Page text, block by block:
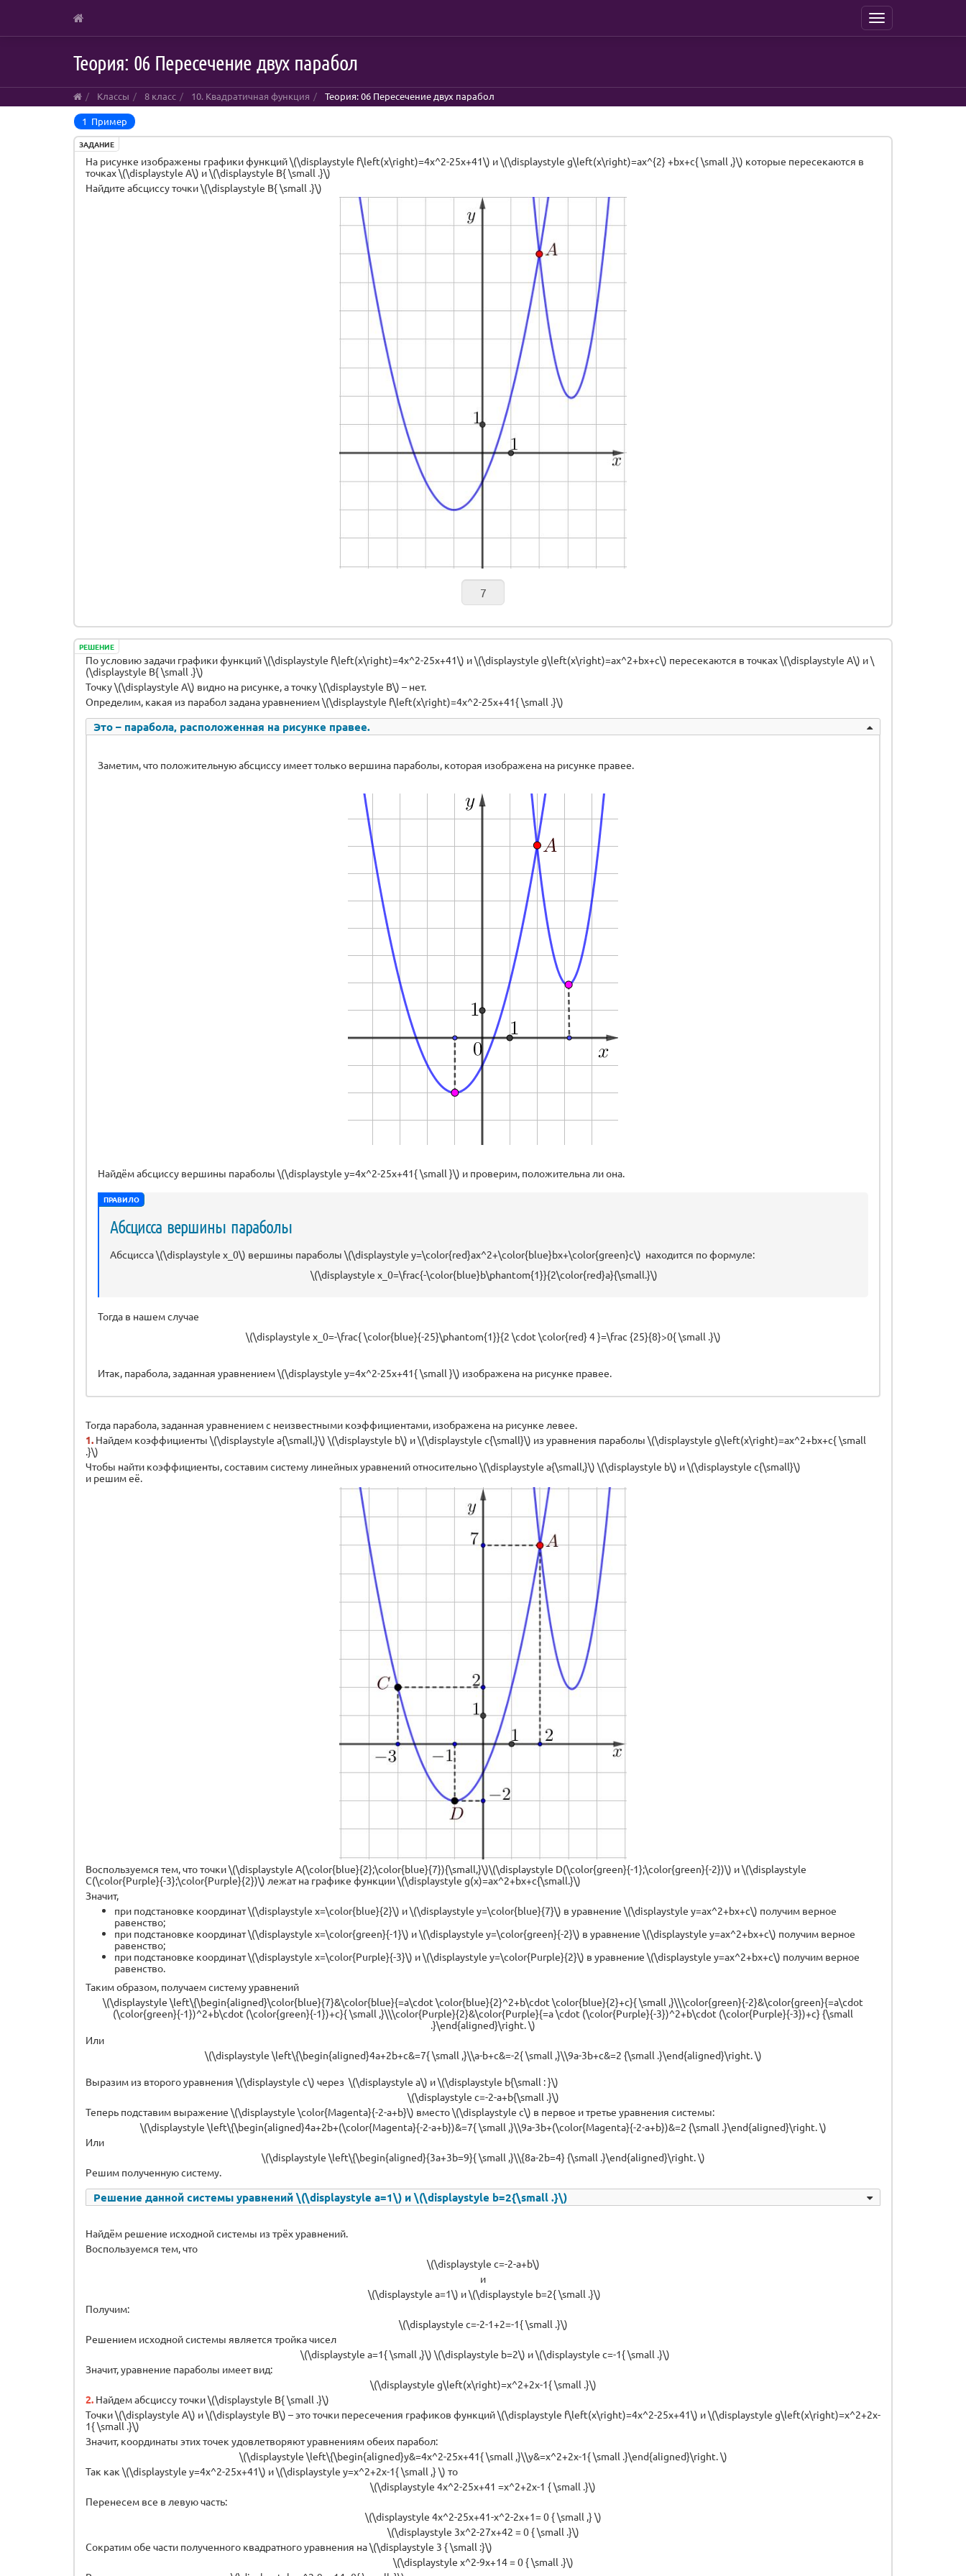
content
Menu
Теория: 06 Пересечение двух парабол
Классы 8 класс 10. Квадратичная функция Теория: 06 Пересечение двух парабол
1 Пример
ЗАДАНИЕ
На рисунке изображены графики функций \(\displaystyle f\left(x\right)=4x^2-25x+41\) и \(\displaystyle g\left(x\right)=ax^{2} +bx+c{ \small ,}\) которые пересекаются в
точках \(\displaystyle A\) и \(\displaystyle B{ \small .}\)
Найдите абсциссу точки \(\displaystyle B{ \small .}\)
РЕШЕНИЕ
По условию задачи графики функций \(\displaystyle f\left(x\right)=4x^2-25x+41\) и \(\displaystyle g\left(x\right)=ax^2+bx+c\) пересекаются в точках \(\displaystyle A\) и \
(\displaystyle B{ \small .}\)
Точку \(\displaystyle A\) видно на рисунке, а точку \(\displaystyle B\) – нет.
Определим, какая из парабол задана уравнением \(\displaystyle f\left(x\right)=4x^2-25x+41{ \small .}\)
Это – парабола, расположенная на рисунке правее.
Заметим, что положительную абсциссу имеет только вершина параболы, которая изображена на рисунке правее.
Найдём абсциссу вершины параболы \(\displaystyle y=4x^2-25x+41{ \small }\) и проверим, положительна ли она.
ПРАВИЛО
Абсцисса вершины параболы
Абсцисса \(\displaystyle x_0\) вершины параболы \(\displaystyle y=\color{red}ax^2+\color{blue}bx+\color{green}c\) находится по формуле:
\(\displaystyle x_0=\frac{-\color{blue}b\phantom{1}}{2\color{red}a}{\small.}\)
Тогда в нашем случае
\(\displaystyle x_0=-\frac{ \color{blue}{-25}\phantom{1}}{2 \cdot \color{red} 4 }=\frac {25}{8}>0{ \small .}\)
Итак, парабола, заданная уравнением \(\displaystyle y=4x^2-25x+41{ \small }\) изображена на рисунке правее.
Тогда парабола, заданная уравнением с неизвестными коэффициентами, изображена на рисунке левее.
1. Найдем коэффициенты \(\displaystyle a{\small,}\) \(\displaystyle b\) и \(\displaystyle c{\small}\) из уравнения параболы \(\displaystyle g\left(x\right)=ax^2+bx+c{ \small
.}\)
Чтобы найти коэффициенты, составим систему линейных уравнений относительно \(\displaystyle a{\small,}\) \(\displaystyle b\) и \(\displaystyle c{\small}\)
и решим её.
Воспользуемся тем, что точки \(\displaystyle A(\color{blue}{2};\color{blue}{7}){\small,}\)\(\displaystyle D(\color{green}{-1};\color{green}{-2})\) и \(\displaystyle
C(\color{Purple}{-3};\color{Purple}{2})\) лежат на графике функции \(\displaystyle g(x)=ax^2+bx+c{\small.}\)
Значит,
при подстановке координат \(\displaystyle x=\color{blue}{2}\) и \(\displaystyle y=\color{blue}{7}\) в уравнение \(\displaystyle y=ax^2+bx+c\) получим верное
равенство;
при подстановке координат \(\displaystyle x=\color{green}{-1}\) и \(\displaystyle y=\color{green}{-2}\) в уравнение \(\displaystyle y=ax^2+bx+c\) получим верное
равенство;
при подстановке координат \(\displaystyle x=\color{Purple}{-3}\) и \(\displaystyle y=\color{Purple}{2}\) в уравнение \(\displaystyle y=ax^2+bx+c\) получим верное
равенство.
Таким образом, получаем систему уравнений
\(\displaystyle \left\{\begin{aligned}\color{blue}{7}&\color{blue}{=a\cdot \color{blue}{2}^2+b\cdot \color{blue}{2}+c}{ \small ,}\\\color{green}{-2}&\color{green}{=a\cdot
(\color{green}{-1})^2+b\cdot (\color{green}{-1})+c}{ \small ,}\\\color{Purple}{2}&\color{Purple}{=a \cdot (\color{Purple}{-3})^2+b\cdot (\color{Purple}{-3})+c} {\small
.}\end{aligned}\right. \)
Или
\(\displaystyle \left\{\begin{aligned}4a+2b+c&=7{ \small ,}\\a-b+c&=-2{ \small ,}\\9a-3b+c&=2 {\small .}\end{aligned}\right. \)
Выразим из второго уравнения \(\displaystyle c\) через \(\displaystyle a\) и \(\displaystyle b{\small : }\)
\(\displaystyle c=-2-a+b{\small .}\)
Теперь подставим выражение \(\displaystyle \color{Magenta}{-2-a+b}\) вместо \(\displaystyle c\) в первое и третье уравнения системы:
\(\displaystyle \left\{\begin{aligned}4a+2b+(\color{Magenta}{-2-a+b})&=7{ \small ,}\\9a-3b+(\color{Magenta}{-2-a+b})&=2 {\small .}\end{aligned}\right. \)
Или
\(\displaystyle \left\{\begin{aligned}{3a+3b=9}{ \small ,}\\{8a-2b=4} {\small .}\end{aligned}\right. \)
Решим полученную систему.
Решение данной системы уравнений \(\displaystyle a=1\) и \(\displaystyle b=2{\small .}\)
Найдём решение исходной системы из трёх уравнений.
Воспользуемся тем, что
\(\displaystyle c=-2-a+b\)
и
\(\displaystyle a=1\) и \(\displaystyle b=2{ \small .}\)
Получим:
\(\displaystyle c=-2-1+2=-1{ \small .}\)
Решением исходной системы является тройка чисел
\(\displaystyle a=1{ \small ,}\) \(\displaystyle b=2\) и \(\displaystyle c=-1{ \small .}\)
Значит, уравнение параболы имеет вид:
\(\displaystyle g\left(x\right)=x^2+2x-1{ \small .}\)
2. Найдем абсциссу точки \(\displaystyle B{ \small .}\)
Точки \(\displaystyle A\) и \(\displaystyle B\) – это точки пересечения графиков функций \(\displaystyle f\left(x\right)=4x^2-25x+41\) и \(\displaystyle g\left(x\right)=x^2+2x-
1{ \small .}\)
Значит, координаты этих точек удовлетворяют уравнениям обеих парабол:
\(\displaystyle \left\{\begin{aligned}y&=4x^2-25x+41{ \small ,}\\y&=x^2+2x-1{ \small .}\end{aligned}\right. \)
Так как \(\displaystyle y=4x^2-25x+41\) и \(\displaystyle y=x^2+2x-1{ \small ,} \) то
\(\displaystyle 4x^2-25x+41 =x^2+2x-1 { \small .}\)
Перенесем все в левую часть:
\(\displaystyle 4x^2-25x+41-x^2-2x+1= 0 { \small ,} \)
\(\displaystyle 3x^2-27x+42 = 0 { \small .}\)
Сократим обе части полученного квадратного уравнения на \(\displaystyle 3 { \small :}\)
\(\displaystyle x^2-9x+14 = 0 { \small .}\)